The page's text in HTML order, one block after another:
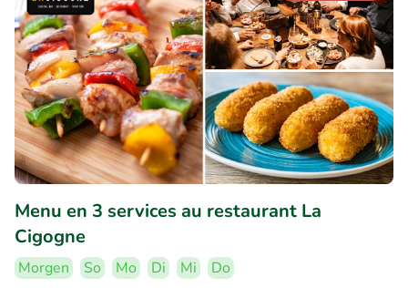
Menu en 3 services au restaurant La
Cigogne
Morgen So Mo Di Mi
Do